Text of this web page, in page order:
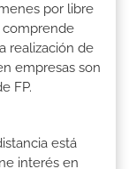
por libre
comprende
realización de
empresas son
FP.
está
interés en